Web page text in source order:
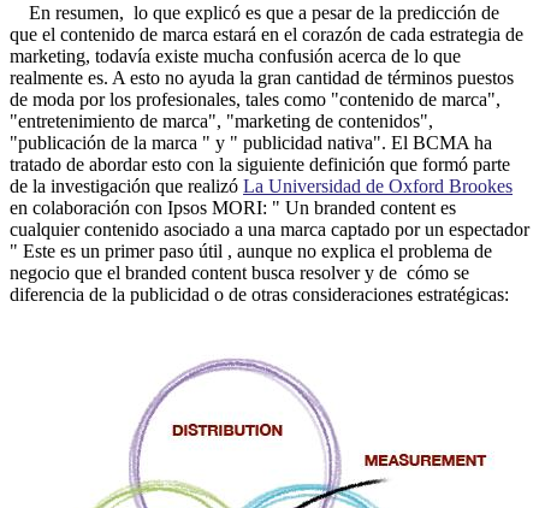
En resumen, lo que explicó es que a pesar de la predicción de
que el contenido de marca estará en el corazón de cada estrategia de
marketing, todavía existe mucha confusión acerca de lo que
realmente es. A esto no ayuda la gran cantidad de términos puestos
de moda por los profesionales, tales como "contenido de marca",
"entretenimiento de marca", "marketing de contenidos",
"publicación de la marca " y " publicidad nativa". El BCMA ha
tratado de abordar esto con la siguiente definición que formó parte
de la investigación que realizó La Universidad de Oxford Brookes
en colaboración con Ipsos MORI: " Un branded content es
cualquier contenido asociado a una marca captado por un espectador
" Este es un primer paso útil , aunque no explica el problema de
negocio que el branded content busca resolver y de cómo se
diferencia de la publicidad o de otras consideraciones estratégicas: